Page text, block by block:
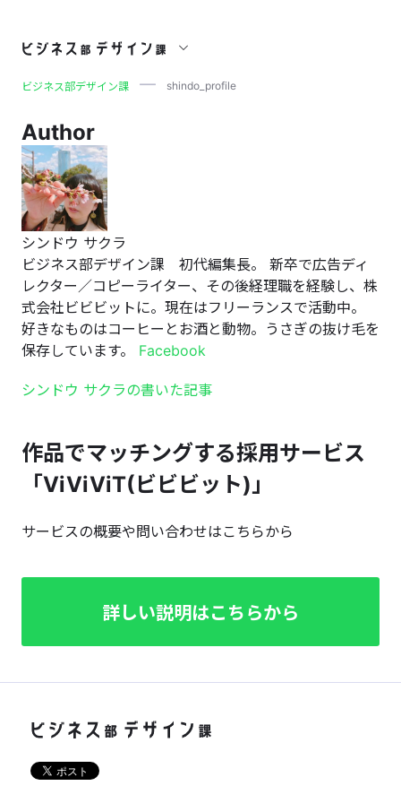
shindo_profile
ビジネス部デザイン課 shindo_profile
Author
シンドウ サクラ
ビジネス部デザイン課 初代編集長。 新卒で広告ディ
レクター／コピーライター、その後経理職を経験し、株
式会社ビビビットに。現在はフリーランスで活動中。
好きなものはコーヒーとお酒と動物。うさぎの抜け毛を
保存しています。 Facebook
シンドウ サクラの書いた記事
作品でマッチングする採用サービス
「ViViViT(ビビビット)」
サービスの概要や問い合わせはこちらから
詳しい説明はこちらから